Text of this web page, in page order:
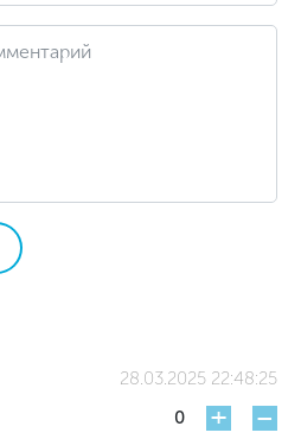
28.03.2025 22:48:25
0
+ -